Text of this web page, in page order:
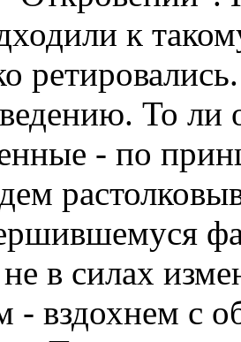
к
То ли
- по
в силах
- вздохнем с